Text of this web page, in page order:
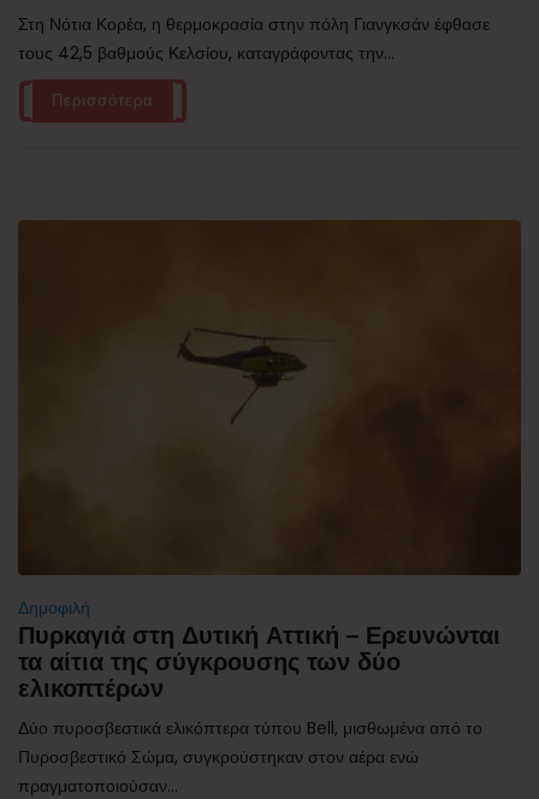
Στη Νότια Κορέα, η θερμοκρασία στην πόλη Γιανγκσάν έφθασε
τους 42,5 βαθμούς Κελσίου, καταγράφοντας την...
Περισσότερα
Δημοφιλή
Πυρκαγιά στη Δυτική Αττική – Ερευνώνται
τα αίτια της σύγκρουσης των δύο
ελικοπτέρων
Δύο πυροσβεστικά ελικόπτερα τύπου Bell, μισθωμένα από το
Πυροσβεστικό Σώμα, συγκρούστηκαν στον αέρα ενώ
πραγματοποιούσαν...